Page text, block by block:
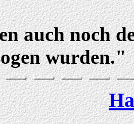
auch noch
wurden."